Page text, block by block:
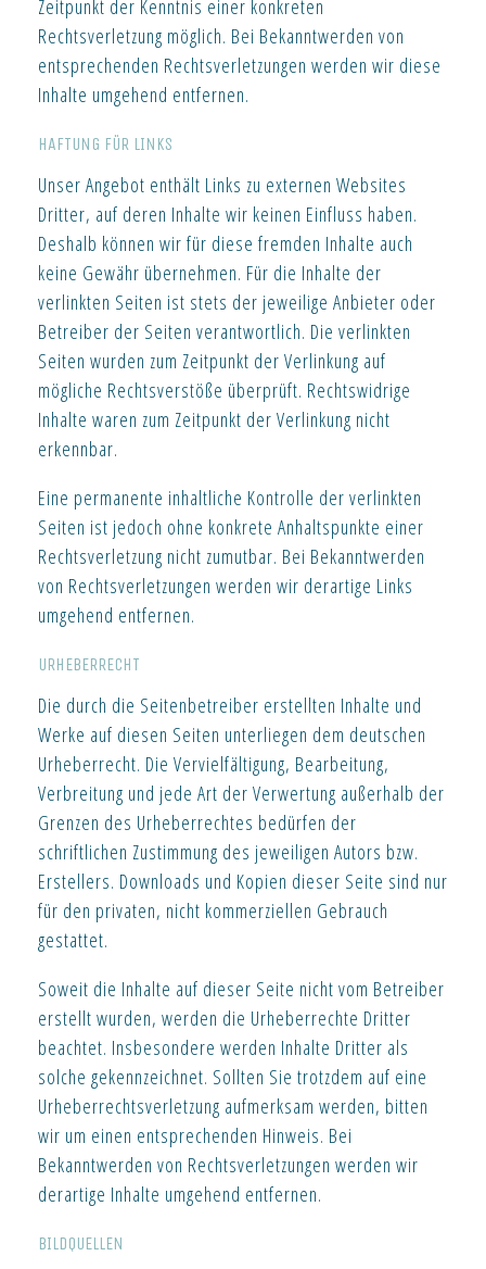
Zeitpunkt der Kenntnis einer konkreten
Rechtsverletzung möglich. Bei Bekanntwerden von
entsprechenden Rechtsverletzungen werden wir diese
Inhalte umgehend entfernen.
HAFTUNG FÜR LINKS
Unser Angebot enthält Links zu externen Websites
Dritter, auf deren Inhalte wir keinen Einfluss haben.
Deshalb können wir für diese fremden Inhalte auch
keine Gewähr übernehmen. Für die Inhalte der
verlinkten Seiten ist stets der jeweilige Anbieter oder
Betreiber der Seiten verantwortlich. Die verlinkten
Seiten wurden zum Zeitpunkt der Verlinkung auf
mögliche Rechtsverstöße überprüft. Rechtswidrige
Inhalte waren zum Zeitpunkt der Verlinkung nicht
erkennbar.
Eine permanente inhaltliche Kontrolle der verlinkten
Seiten ist jedoch ohne konkrete Anhaltspunkte einer
Rechtsverletzung nicht zumutbar. Bei Bekanntwerden
von Rechtsverletzungen werden wir derartige Links
umgehend entfernen.
URHEBERRECHT
Die durch die Seitenbetreiber erstellten Inhalte und
Werke auf diesen Seiten unterliegen dem deutschen
Urheberrecht. Die Vervielfältigung, Bearbeitung,
Verbreitung und jede Art der Verwertung außerhalb der
Grenzen des Urheberrechtes bedürfen der
schriftlichen Zustimmung des jeweiligen Autors bzw.
Erstellers. Downloads und Kopien dieser Seite sind nur
für den privaten, nicht kommerziellen Gebrauch
gestattet.
Soweit die Inhalte auf dieser Seite nicht vom Betreiber
erstellt wurden, werden die Urheberrechte Dritter
beachtet. Insbesondere werden Inhalte Dritter als
solche gekennzeichnet. Sollten Sie trotzdem auf eine
Urheberrechtsverletzung aufmerksam werden, bitten
wir um einen entsprechenden Hinweis. Bei
Bekanntwerden von Rechtsverletzungen werden wir
derartige Inhalte umgehend entfernen.
BILDQUELLEN